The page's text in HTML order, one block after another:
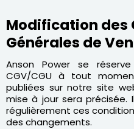
Modification des
Générales de
Anson Power se
CGV/CGU à tout
publiées sur notre site
mise à jour sera précisée.
régulièrement ces
des changements.